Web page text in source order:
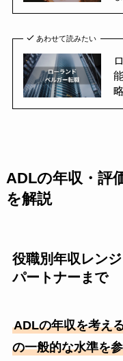
あわせて読みたい
ADLの年収・評
を解説
役職別年収レン
パートナーまで
ADLの年収を考え
の一般的な水準を